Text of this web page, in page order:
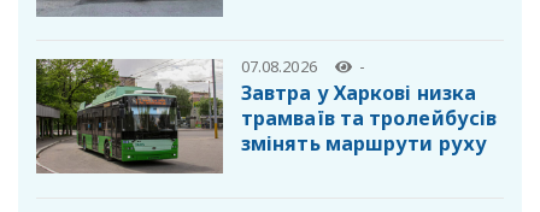
07.08.2026 -
Завтра у Харкові низка
трамваїв та тролейбусів
змінять маршрути руху